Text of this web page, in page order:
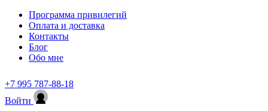
Программа привилегий
Оплата и доставка
Контакты
Блог
Обо мне
+7 995 787-88-18
Войти